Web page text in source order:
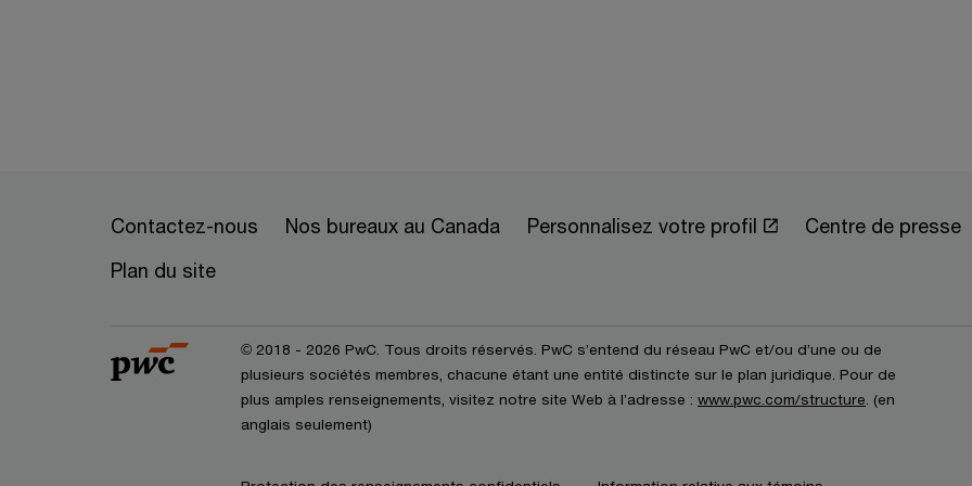
Contactez-nous Nos bureaux au Canada Personnalisez votre profil Centre de presse
Plan du site
© 2018 - 2026 PwC. Tous droits réservés. PwC s’entend du réseau PwC et/ou d’une ou de
plusieurs sociétés membres, chacune étant une entité distincte sur le plan juridique. Pour de
plus amples renseignements, visitez notre site Web à l’adresse : www.pwc.com/structure . (en
anglais seulement)